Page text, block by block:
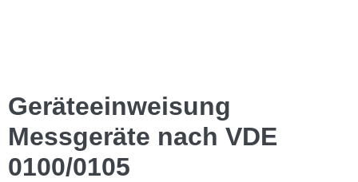
Geräteeinweisung
Messgeräte nach VDE
0100/0105